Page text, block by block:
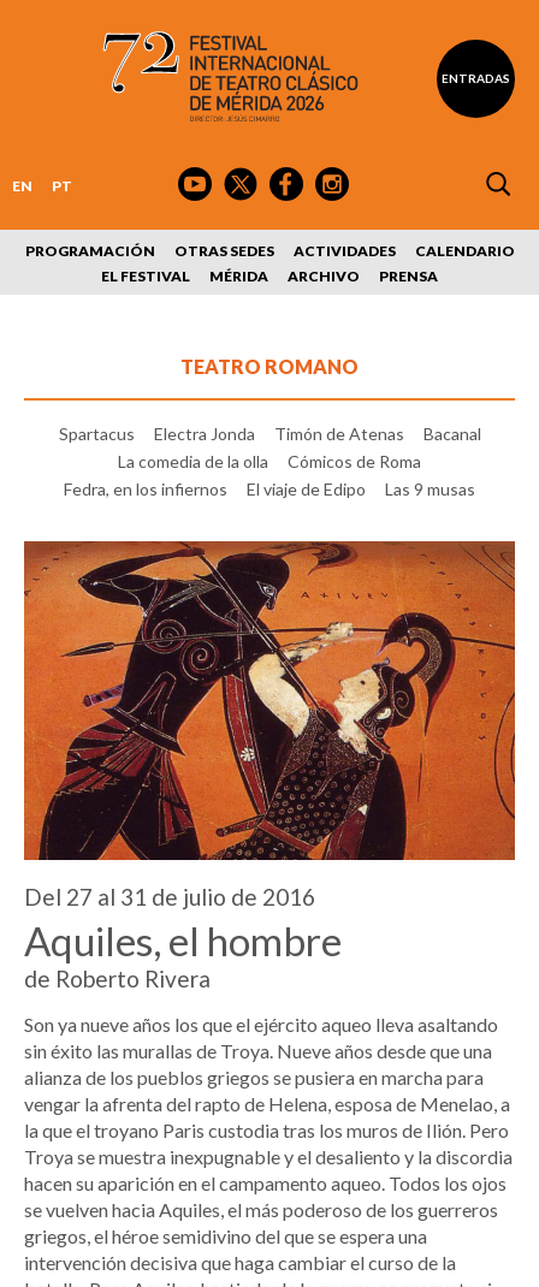
ENTRADAS
EN PT
PROGRAMACIÓN OTRAS SEDES ACTIVIDADES
CALENDARIO
EL FESTIVAL
MÉRIDA ARCHIVO PRENSA
TEATRO ROMANO
Spartacus Electra Jonda Timón de Atenas
Bacanal
La comedia de la olla
Cómicos de Roma
Fedra, en los infiernos
El viaje de Edipo Las 9 musas
Del 27 al 31 de julio de 2016
Aquiles, el hombre
de Roberto Rivera
Son ya nueve años los que el ejército aqueo lleva asaltando
sin éxito las murallas de Troya. Nueve años desde que una
alianza de los pueblos griegos se pusiera en marcha para
vengar la afrenta del rapto de Helena, esposa de Menelao, a
la que el troyano Paris custodia tras los muros de Ilión. Pero
Troya se muestra inexpugnable y el desaliento y la discordia
hacen su aparición en el campamento aqueo. Todos los ojos
se vuelven hacia Aquiles, el más poderoso de los guerreros
griegos, el héroe semidivino del que se espera una
intervención decisiva que haga cambiar el curso de la